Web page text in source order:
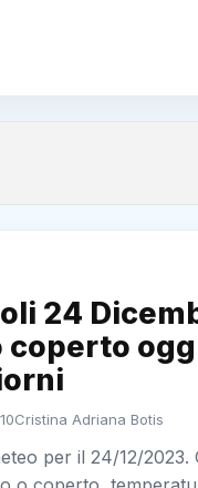
24
coperto
Cristina Adriana Botis
per il 24/12/2023.